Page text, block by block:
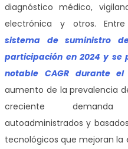
diagnóstico médico,
electrónica y otros. Entre
sistema de suministro
participación en 2024 y se
notable CAGR durante
aumento de la prevalencia
creciente
autoadministrados y
tecnológicos que mejoran